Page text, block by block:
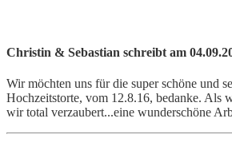
Christin & Sebastian schreibt am
Wir möchten uns für die super schöne und
Hochzeitstorte, vom 12.8.16, bedanke. Als
wir total verzaubert...eine wunderschöne